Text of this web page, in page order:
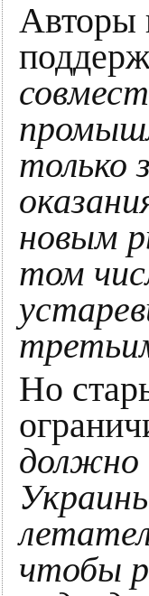
Авторы
только
новым
том
Но
должно
чтобы